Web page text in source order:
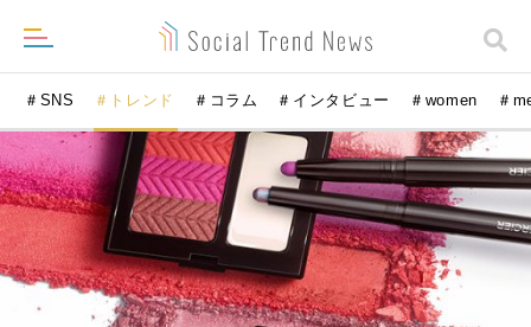
＃SNS ＃トレンド ＃コラム ＃インタビュー ＃women ＃